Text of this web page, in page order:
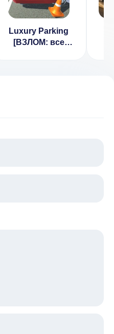
Luxury Parking
[ВЗЛОМ: все